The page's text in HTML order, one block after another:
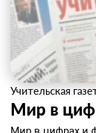
Учительская
Мир в